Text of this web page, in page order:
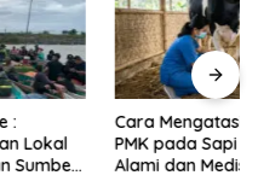
Cara Mengatasi Penyakit
PMK pada Sapi Perah Secara
Alami dan Medis